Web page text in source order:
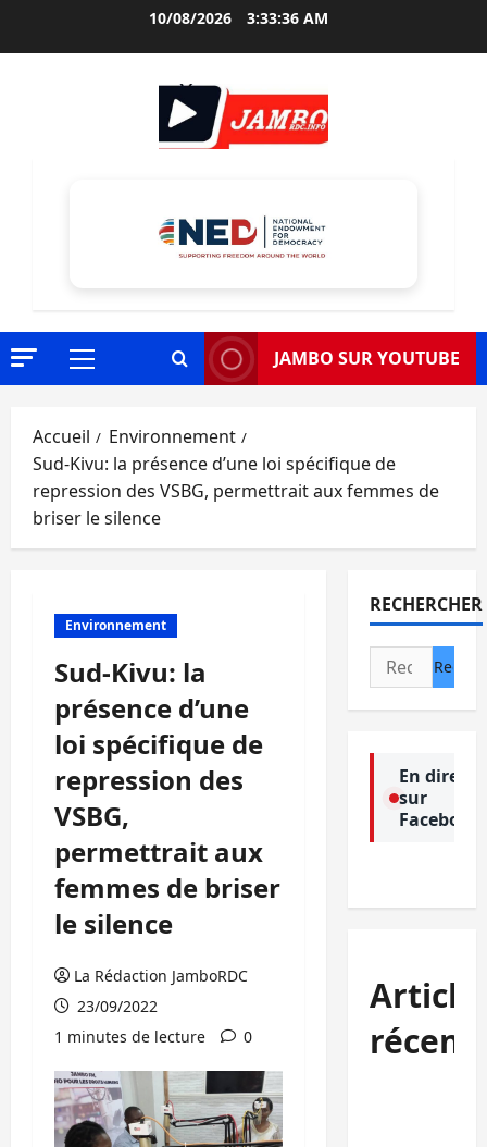
10/08/2026 3:33:37 AM
Menu
JAMBO SUR YOUTUBE
Accueil
Environnement
Sud-Kivu: la présence d’une loi spécifique de
repression des VSBG, permettrait aux femmes de
briser le silence
Environnement
Sud-Kivu: la
présence d’une
loi spécifique de
repression des
VSBG,
permettrait aux
femmes de briser
le silence
La Rédaction JamboRDC
23/09/2022
1 minutes de lecture
0
RECHERCHER
Rechercher :
En direct
sur
Facebook